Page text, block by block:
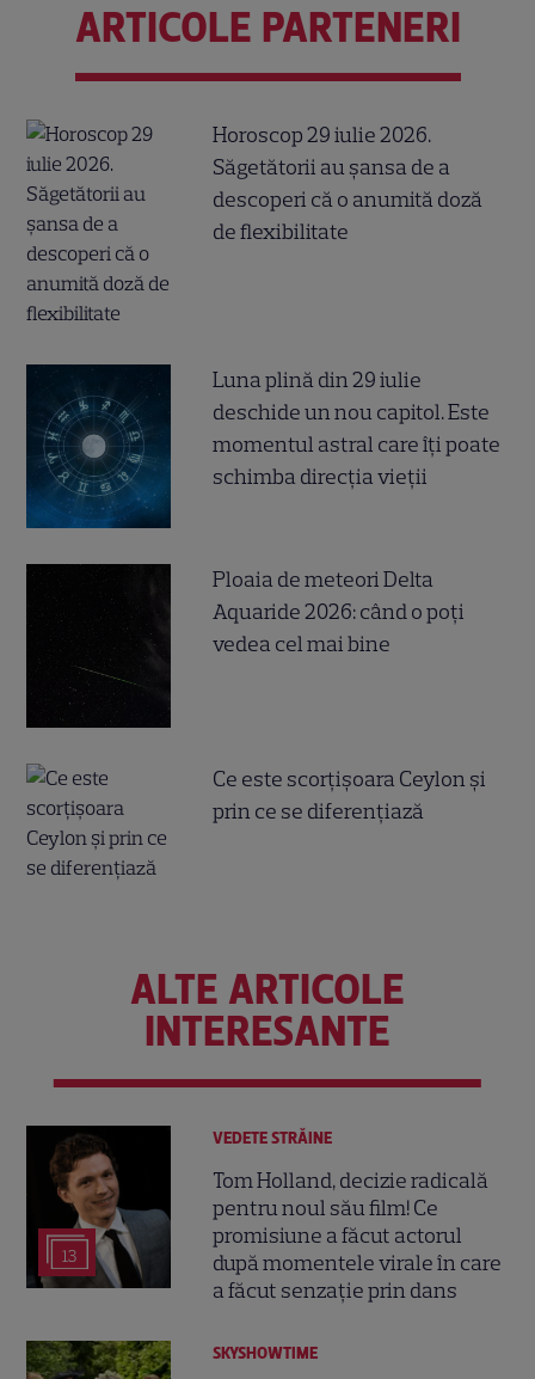
ARTICOLE PARTENERI
Horoscop 29 iulie 2026.
Săgetătorii au șansa de a
descoperi că o anumită doză
de flexibilitate
Luna plină din 29 iulie
deschide un nou capitol. Este
momentul astral care îți poate
schimba direcția vieții
Ploaia de meteori Delta
Aquaride 2026: când o poți
vedea cel mai bine
Ce este scorțișoara Ceylon și
prin ce se diferențiază
ALTE ARTICOLE
INTERESANTE
13
VEDETE STRĂINE
Tom Holland, decizie radicală
pentru noul său film! Ce
promisiune a făcut actorul
după momentele virale în care
a făcut senzație prin dans
SKYSHOWTIME